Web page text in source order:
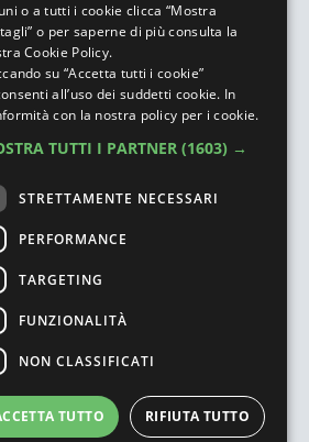
o a tutti i cookie clicca “Mostra
o per saperne di più consulta la
Cookie Policy.
su “Accetta tutti i cookie”
all’uso dei suddetti cookie. In
con la nostra policy per i cookie.
TUTTI I PARTNER (1603) →
STRETTAMENTE NECESSARI
PERFORMANCE
TARGETING
FUNZIONALITÀ
NON CLASSIFICATI
TUTTO RIFIUTA TUTTO